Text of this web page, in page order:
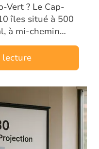
Vert ? Le Cap-
îles situé à 500
à mi-chemin
Ancien territoire
d’un…
lecture